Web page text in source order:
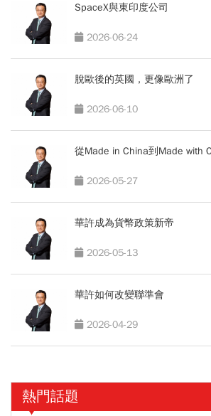
SpaceX與東印度公司
2026-06-24
脫歐後的英國，更像歐洲了
2026-06-10
從Made in China到Made with
2026-05-27
華許成為貨幣政策新帝
2026-05-13
華許如何改變聯準會
2026-04-29
熱門話題